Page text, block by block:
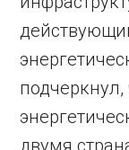
подчеркнул,
двумя